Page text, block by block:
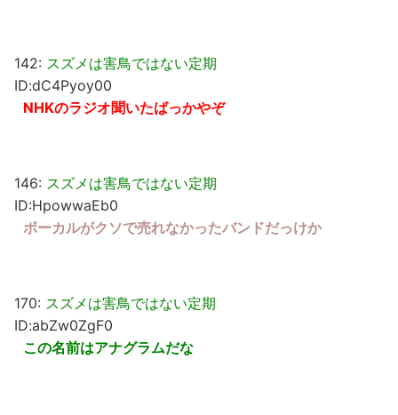
142: スズメは害鳥ではない定期
ID:dC4Pyoy00
NHKのラジオ聞いたばっかやぞ
146: スズメは害鳥ではない定期
ID:HpowwaEb0
ボーカルがクソで売れなかったバンドだっけか
170: スズメは害鳥ではない定期
ID:abZw0ZgF0
この名前はアナグラムだな